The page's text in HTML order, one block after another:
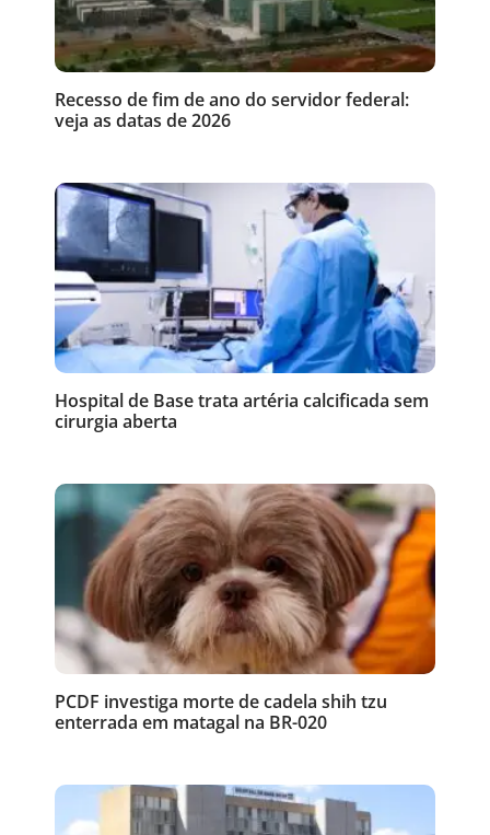
Recesso de fim de ano do servidor federal:
veja as datas de 2026
Hospital de Base trata artéria calcificada sem
cirurgia aberta
PCDF investiga morte de cadela shih tzu
enterrada em matagal na BR-020